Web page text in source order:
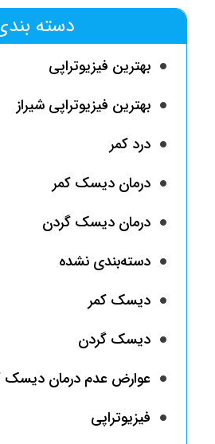
دسته
بهترین فیزیوتراپی
بهترین فیزیوتراپی شیراز
درد کمر
درمان دیسک کمر
درمان دیسک گردن
دسته‌بندی نشده
دیسک کمر
دیسک گردن
عوارض عدم درمان دیسک
فیزیوتراپی